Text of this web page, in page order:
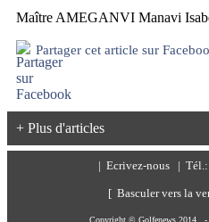
Maître AMEGANVI Manavi
Partager cet article sur
+ Plus d'articles
Ecrivez-nous | Tél.:
[ Basculer vers la
Copyright © Golfenews 2014 -